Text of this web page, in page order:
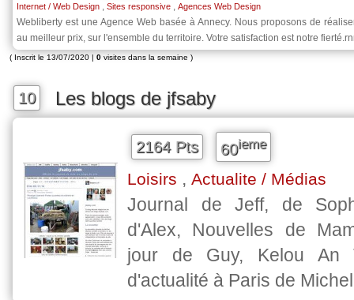
Internet / Web Design Sites responsive Agences Web Design
Webliberty est une Agence Web basée à Annecy. Nous proposons de
au meilleur prix, sur l'ensemble du territoire. Votre satisfaction est notre
( Inscrit le 13/07/2020 | 0 visites dans la semaine )
10 Les blogs de jfsaby
2164 Pts 60ieme
Loisirs , Actualite / Médias
Journal de Jeff, de
d'Alex, Nouvelles de
jour de Guy, Kelou An
d'actualité à Paris de